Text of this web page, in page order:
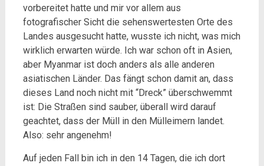
vorbereitet hatte und mir vor allem aus
fotografischer Sicht die sehenswertesten Orte des
Landes ausgesucht hatte, wusste ich nicht, was mich
wirklich erwarten würde. Ich war schon oft in Asien,
aber Myanmar ist doch anders als alle anderen
asiatischen Länder. Das fängt schon damit an, dass
dieses Land noch nicht mit “Dreck” überschwemmt
ist: Die Straßen sind sauber, überall wird darauf
geachtet, dass der Müll in den Mülleimern landet.
Also: sehr angenehm!
Auf jeden Fall bin ich in den 14 Tagen, die ich dort